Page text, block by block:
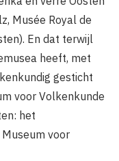
Musée Royal de
En dat terwijl
heeft, met
gesticht
voor Volkenkunde
het
voor